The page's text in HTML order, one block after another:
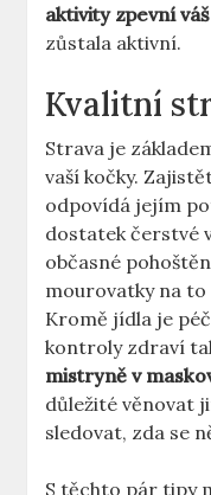
aktivity zpevní
zůstala aktivní.
Kvalitní
Strava je
vaší kočky.
odpovídá jejím
dostatek čerstvé
občasné
mourovatky na to
Kromě jídla je
kontroly zdraví
mistryně v
důležité věnovat
sledovat, zda se
S těchto pár tipy